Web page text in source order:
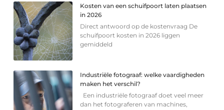
Kosten van een schuifpoort laten plaatsen
in 2026
Direct antwoord op de kostenvraag De
schuifpoort kosten in 2026 liggen
gemiddeld
Industriële fotograaf: welke vaardigheden
maken het verschil?
Een industriële fotograaf doet veel meer
dan het fotograferen van machines,